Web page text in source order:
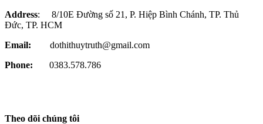
Address: 8/10E Đường số 21, P. Hiệp Bình Chánh, TP. Thủ
Đức, TP. HCM
Email: dothithuytruth@gmail.com
Phone: 0383.578.786
Theo dõi chúng tôi